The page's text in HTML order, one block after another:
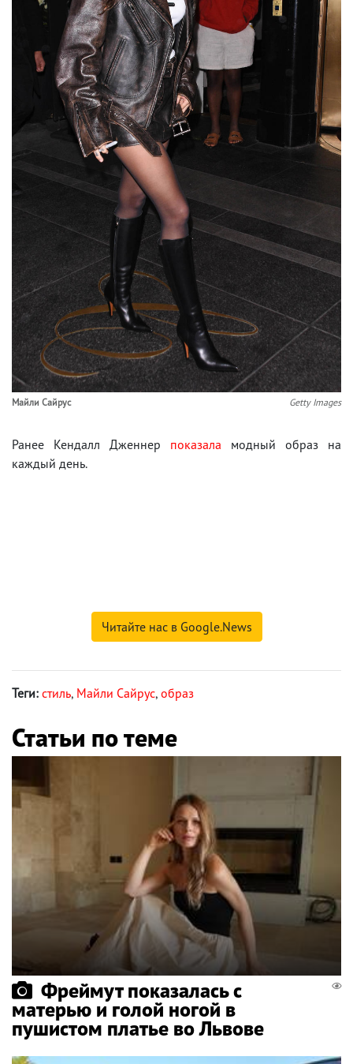
Майли Сайрус Getty Images
Ранее Кендалл Дженнер показала модный образ на
каждый день.
Читайте нас в Google.News
Теги: стиль, Майли Сайрус, образ
Статьи по теме
Фреймут показалась с
матерью и голой ногой в
пушистом платье во Львове